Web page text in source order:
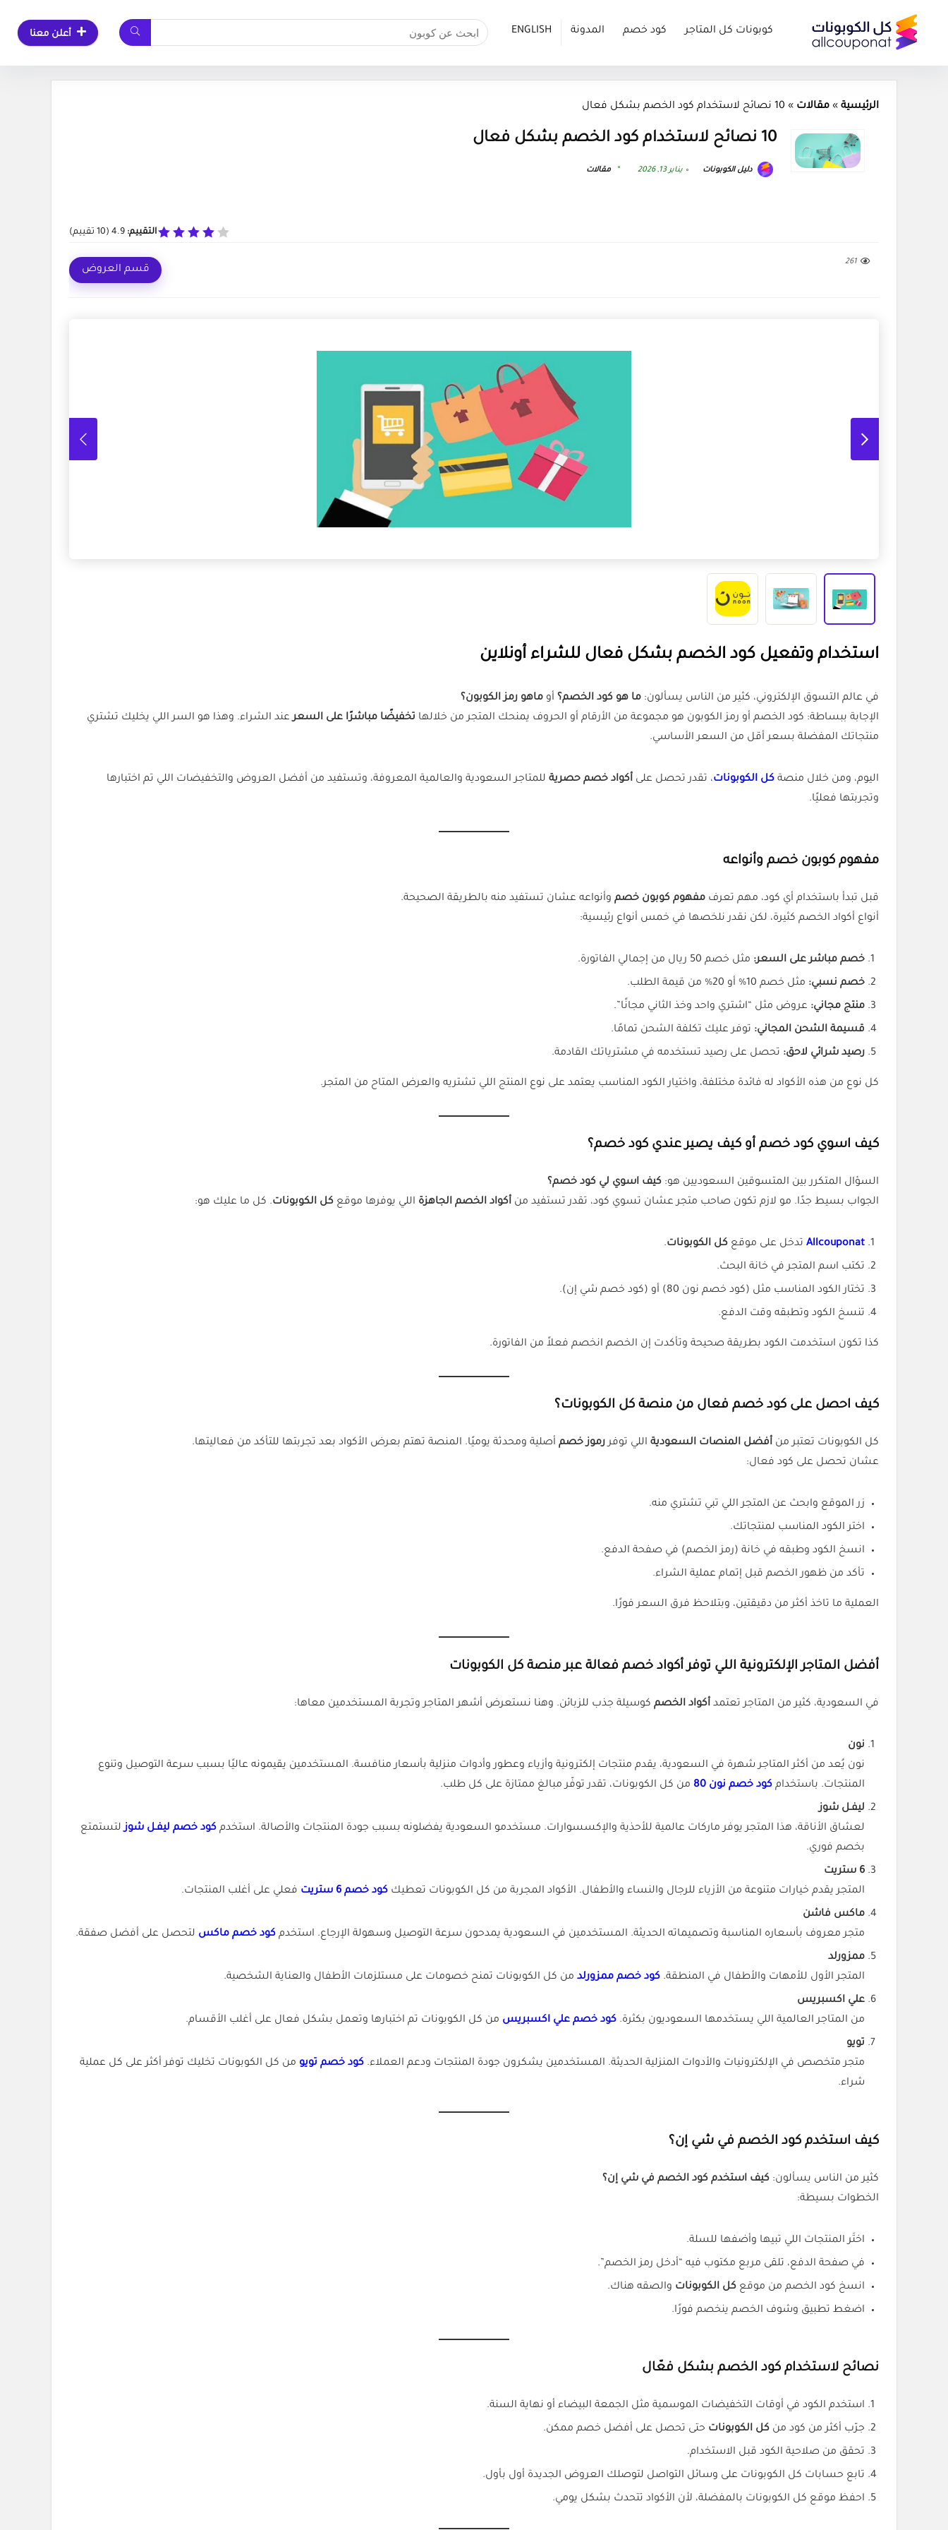
كوبونات كل المتاجر كود خصم المدونة ENGLISH أعلن معنا
الرئيسية » مقالات » 10 نصائح لاستخدام كود الخصم بشكل فعال
10 نصائح لاستخدام كود الخصم بشكل فعال
دليل الكوبونات يناير 13, 2026 مقالات
التقييم: 4.9
(
10 تقييم)
261
قسم العروض
استخدام وتفعيل كود الخصم بشكل فعال للشراء أونلاين
في عالم التسوق الإلكتروني، كثير من الناس يسألون: ما هو كود الخصم؟ أو ماهو رمز الكوبون؟
الإجابة ببساطة: كود الخصم أو رمز الكوبون هو مجموعة من الأرقام أو الحروف يمنحك المتجر من خلالها تخفيضًا مباشرًا على السعرعند الشراء. وهذا هو السر اللي يخليك تشتري
منتجاتك المفضلة بسعر أقل من السعر الأساسي.
اليوم، ومن خلال منصة كل الكوبونات، تقدر تحصل على أكواد خصم حصرية للمتاجر السعودية والعالمية المعروفة، وتستفيد من أفضل العروض والتخفيضات اللي تم اختبارها
وتجربتها فعليًا.
مفهوم كوبون خصم وأنواعه
قبل تبدأ باستخدام أي كود، مهم تعرف مفهوم كوبون خصم وأنواعه عشان تستفيد منه بالطريقة الصحيحة.
أنواع أكواد الخصم كثيرة، لكن نقدر نلخصها في خمس أنواع رئيسية:
خصم مباشر على السعر: مثل خصم 50 ريال من إجمالي الفاتورة.
خصم نسبي: مثل خصم 10% أو 20% من قيمة الطلب.
منتج مجاني: عروض مثل “اشتري واحد وخذ الثاني مجانًا”.
قسيمة الشحن المجاني: توفر عليك تكلفة الشحن تمامًا.
رصيد شرائي لاحق: تحصل على رصيد تستخدمه في مشترياتك القادمة.
كل نوع من هذه الأكواد له فائدة مختلفة، واختيار الكود المناسب يعتمد على نوع المنتج اللي تشتريه والعرض المتاح من المتجر.
كيف اسوي كود خصم أو كيف يصير عندي كود خصم؟
السؤال المتكرر بين المتسوقين السعوديين هو: كيف اسوي لي كود خصم؟
الجواب بسيط جدًا. مو لازم تكون صاحب متجر عشان تسوي كود، تقدر تستفيد من أكواد الخصم الجاهزة اللي يوفرها موقع كل الكوبونات. كل ما عليك هو:
Allcouponat تدخل على موقع كل الكوبونات.
تكتب اسم المتجر في خانة البحث.
تختار الكود المناسب مثل (كود خصم نون 80) أو (كود خصم شي إن).
تنسخ الكود وتطبقه وقت الدفع.
كذا تكون استخدمت الكود بطريقة صحيحة وتأكدت إن الخصم انخصم فعلاً من الفاتورة.
كيف احصل على كود خصم فعال من منصة كل الكوبونات؟
كل الكوبونات تعتبر من أفضل المنصات السعودية اللي توفررموز خصم أصلية ومحدثة يوميًا. المنصة تهتم بعرض الأكواد بعد تجربتها للتأكد من فعاليتها.
عشان تحصل على كود فعال:
زر الموقع وابحث عن المتجر اللي تبي تشتري منه.
اختر الكود المناسب لمنتجاتك.
انسخ الكود وطبقه في خانة (رمز الخصم) في صفحة الدفع.
تأكد من ظهور الخصم قبل إتمام عملية الشراء.
العملية ما تاخذ أكثر من دقيقتين، وبتلاحظ فرق السعر فورًا.
أفضل المتاجر الإلكترونية اللي توفر أكواد خصم فعالة عبر منصة كل الكوبونات
في السعودية، كثير من المتاجر تعتمد أكواد الخصم كوسيلة جذب للزبائن. وهنا نستعرض أشهر المتاجر وتجربة المستخدمين معاها:
نون
نون يُعد من أكثر المتاجر شهرة في السعودية، يقدم منتجات إلكترونية وأزياء وعطور وأدوات منزلية بأسعار منافسة. المستخدمين يقيمونه عاليًا بسبب سرعة التوصيل وتنوع
المنتجات. باستخدام كود خصم نون 80 من كل الكوبونات، تقدر توفّر مبالغ ممتازة على كل طلب.
ليفـل شوز
لعشاق الأناقة، هذا المتجر يوفر ماركات عالمية للأحذية والإكسسوارات. مستخدمو السعودية يفضلونه بسبب جودة المنتجات والأصالة. استخدم كود خصم ليفـل شوزلتستمتع
بخصم فوري.
6 ستريت
المتجر يقدم خيارات متنوعة من الأزياء للرجال والنساء والأطفال. الأكواد المجربة من كل الكوبونات تعطيك كود خصم 6 ستريت فعلي على أغلب المنتجات.
ماكس فاشن
متجر معروف بأسعاره المناسبة وتصميماته الحديثة. المستخدمين في السعودية يمدحون سرعة التوصيل وسهولة الإرجاع. استخدم كود خصم ماكس لتحصل على أفضل صفقة.
ممزورلد
المتجر الأول للأمهات والأطفال في المنطقة. كود خصم ممزورلد من كل الكوبونات تمنح خصومات على مستلزمات الأطفال والعناية الشخصية.
علي اكسبريس
من المتاجر العالمية اللي يستخدمها السعوديون بكثرة. كود خصم علي اكسبريس من كل الكوبونات تم اختبارها وتعمل بشكل فعال على أغلب الأقسام.
تويو
متجر متخصص في الإلكترونيات والأدوات المنزلية الحديثة. المستخدمين يشكرون جودة المنتجات ودعم العملاء. كود خصم تويو من كل الكوبونات تخليك توفر أكثر على كل عملية
شراء.
كيف استخدم كود الخصم في شي إن؟
كثير من الناس يسألون: كيف استخدم كود الخصم في شي إن؟
الخطوات بسيطة:
اختَر المنتجات اللي تبيها وأضفها للسلة.
في صفحة الدفع، تلقى مربع مكتوب فيه “أدخل رمز الخصم”.
انسخ كود الخصم من موقع كل الكوبونات والصقه هناك.
اضغط تطبيق وشوف الخصم ينخصم فورًا.
نصائح لاستخدام كود الخصم بشكل فعّال
استخدم الكود في أوقات التخفيضات الموسمية مثل الجمعة البيضاء أو نهاية السنة.
جرّب أكثر من كود من كل الكوبونات حتى تحصل على أفضل خصم ممكن.
تحقق من صلاحية الكود قبل الاستخدام.
تابع حسابات كل الكوبونات على وسائل التواصل لتوصلك العروض الجديدة أول بأول.
احفظ موقع كل الكوبونات بالمفضلة، لأن الأكواد تتحدث بشكل يومي.